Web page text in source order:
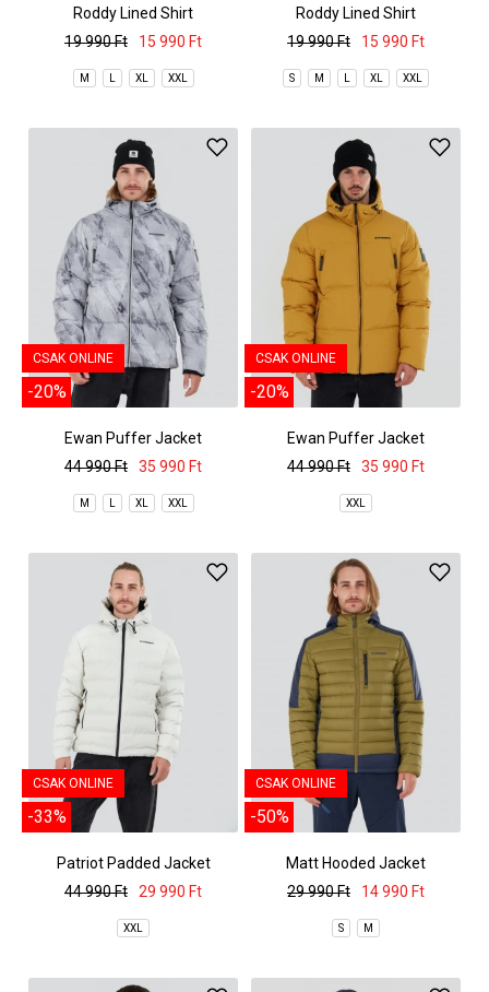
Roddy Lined Shirt
19 990 Ft
15 990 Ft
M L XL XXL
Roddy Lined Shirt
19 990 Ft
15 990 Ft
S M L XL XXL
CSAK ONLINE
-20%
Ewan Puffer Jacket
44 990 Ft
35 990 Ft
M L XL XXL
CSAK ONLINE
-20%
Ewan Puffer Jacket
44 990 Ft
35 990 Ft
XXL
CSAK ONLINE
-33%
Patriot Padded Jacket
44 990 Ft
29 990 Ft
XXL
CSAK ONLINE
-50%
Matt Hooded Jacket
29 990 Ft
14 990 Ft
S M